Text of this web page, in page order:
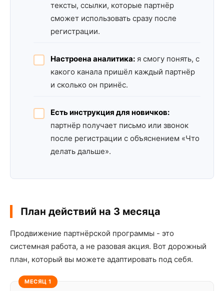
тексты, ссылки, которые партнёр
сможет использовать сразу после
регистрации.
Настроена аналитика: я смогу понять, с
какого канала пришёл каждый партнёр
и сколько он принёс.
Есть инструкция для новичков:
партнёр получает письмо или звонок
после регистрации с объяснением «Что
делать дальше».
План действий на 3 месяца
Продвижение партнёрской программы - это
системная работа, а не разовая акция. Вот дорожный
план, который вы можете адаптировать под себя.
МЕСЯЦ 1